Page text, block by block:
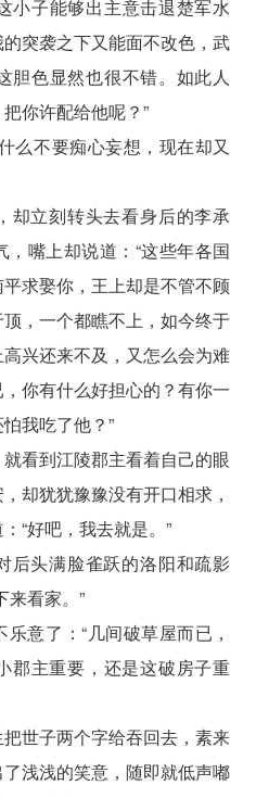
小子能够出主意击退楚军水
突袭之下又能面不改色，武
胆色显然也很不错。如此人
你许配给他呢？”
么不要痴心妄想，现在却又
却立刻转头去看身后的李承
嘴上却说道：“这些年各国
求娶你，王上却是不管不顾
，一个都瞧不上，如今终于
兴还来不及，又怎么会为难
你有什么好担心的？有你一
我吃了他？”
看到江陵郡主看着自己的眼
却犹犹豫豫没有开口相求，
“好吧，我去就是。”
后头满脸雀跃的洛阳和疏影
来看家。”
意了：“几间破草屋而已，
主重要，还是这破房子重
世子两个字给吞回去，素来
浅浅的笑意，随即就低声嘟